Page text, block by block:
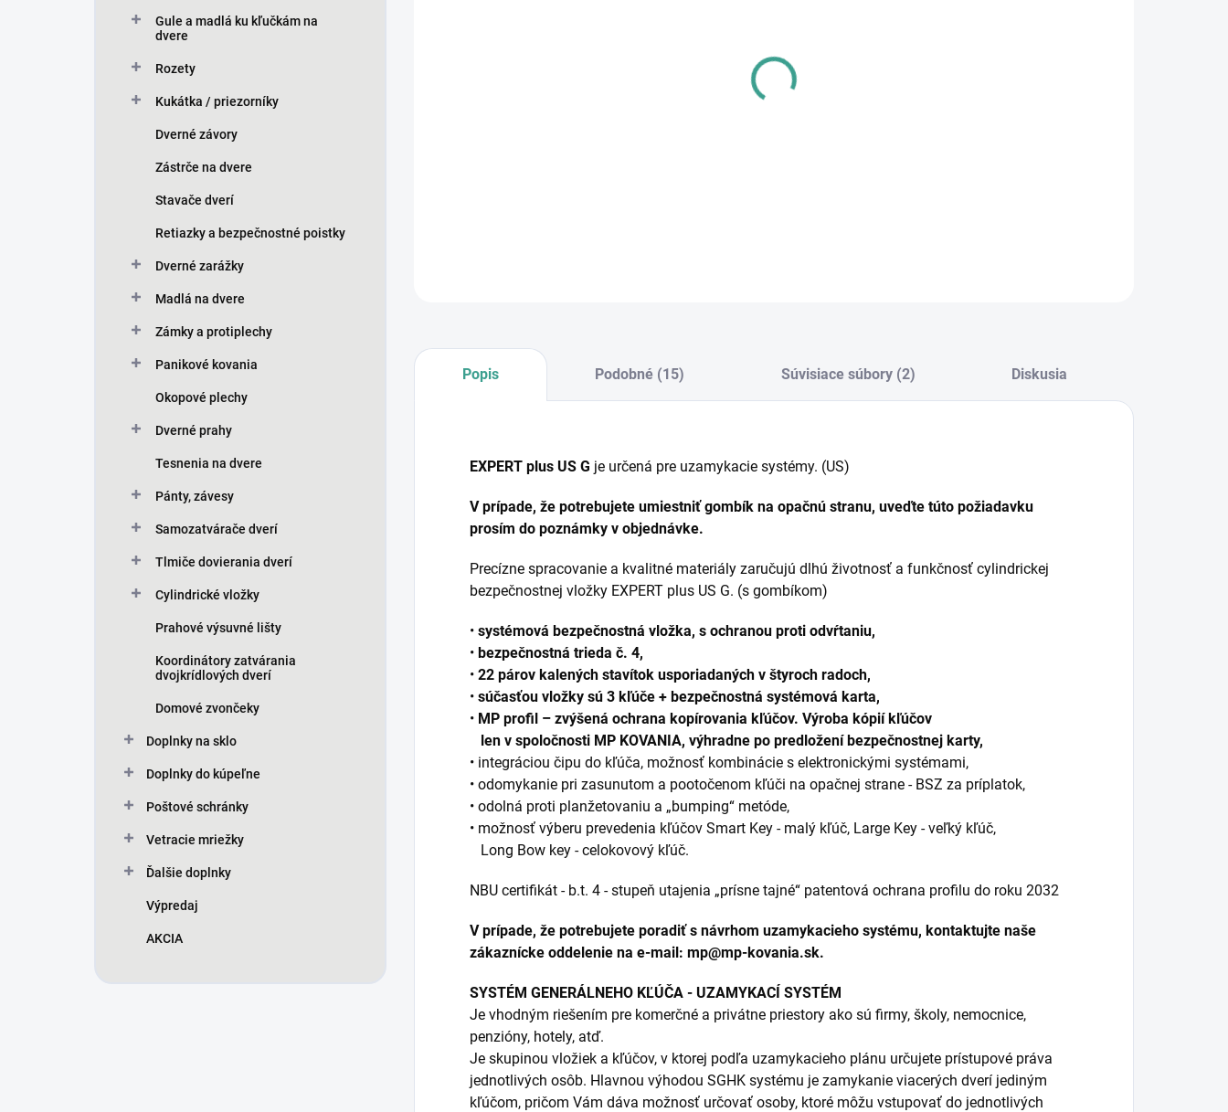
Gule a madlá ku kľučkám na
dvere
Rozety
Kukátka / priezorníky
Dverné závory
Zástrče na dvere
Stavače dverí
Retiazky a bezpečnostné poistky
Dverné zarážky
Madlá na dvere
Zámky a protiplechy
Panikové kovania
Okopové plechy
Dverné prahy
Tesnenia na dvere
Pánty, závesy
Samozatvárače dverí
Tlmiče dovierania dverí
Cylindrické vložky
Prahové výsuvné lišty
Koordinátory zatvárania
dvojkrídlových dverí
Domové zvončeky
Doplnky na sklo
Doplnky do kúpeľne
Poštové schránky
Vetracie mriežky
Ďalšie doplnky
Výpredaj
AKCIA
Popis Podobné (15) Súvisiace súbory (2) Diskusia
EXPERT plus US G je určená pre uzamykacie systémy. (US)
V prípade, že potrebujete umiestniť gombík na opačnú stranu, uveďte túto požiadavku
prosím do poznámky v objednávke.
Precízne spracovanie a kvalitné materiály zaručujú dlhú životnosť a funkčnosť cylindrickej
bezpečnostnej vložky EXPERT plus US G. (s gombíkom)
• systémová bezpečnostná vložka, s ochranou proti odvŕtaniu,
• bezpečnostná trieda č. 4,
• 22 párov kalených stavítok usporiadaných v štyroch radoch,
• súčasťou vložky sú 3 kľúče + bezpečnostná systémová karta,
• MP profil – zvýšená ochrana kopírovania kľúčov. Výroba kópií kľúčov
len v spoločnosti MP KOVANIA, výhradne po predložení bezpečnostnej karty,
• integráciou čipu do kľúča, možnosť kombinácie s elektronickými systémami,
• odomykanie pri zasunutom a pootočenom kľúči na opačnej strane - BSZ za príplatok,
• odolná proti planžetovaniu a „bumping“ metóde,
• možnosť výberu prevedenia kľúčov Smart Key - malý kľúč, Large Key - veľký kľúč,
Long Bow key - celokovový kľúč.
NBU certifikát - b.t. 4 - stupeň utajenia „prísne tajné“ patentová ochrana profilu do roku 2032
V prípade, že potrebujete poradiť s návrhom uzamykacieho systému, kontaktujte naše
zákaznícke oddelenie na e-mail: mp@mp-kovania.sk.
SYSTÉM GENERÁLNEHO KĽÚČA - UZAMYKACÍ SYSTÉM
Je vhodným riešením pre komerčné a privátne priestory ako sú firmy, školy, nemocnice,
penzióny, hotely, atď.
Je skupinou vložiek a kľúčov, v ktorej podľa uzamykacieho plánu určujete prístupové práva
jednotlivých osôb. Hlavnou výhodou SGHK systému je zamykanie viacerých dverí jediným
kľúčom, pričom Vám dáva možnosť určovať osoby, ktoré môžu vstupovať do jednotlivých